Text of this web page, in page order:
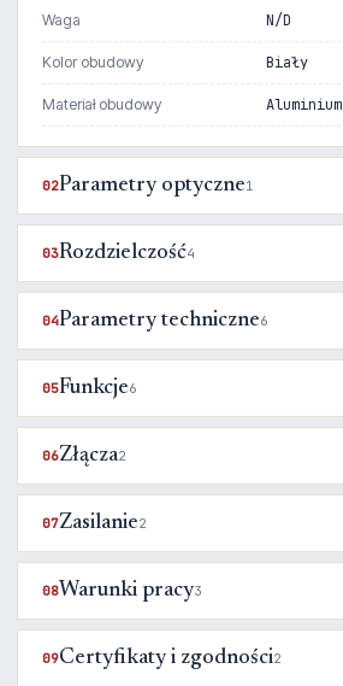
Waga N/D
Kolor obudowy Biały
Materiał obudowy Aluminium
02Parametry optyczne1
03Rozdzielczość4
04Parametry techniczne6
05Funkcje6
06Złącza2
07Zasilanie2
08Warunki pracy3
09Certyfikaty i zgodności2